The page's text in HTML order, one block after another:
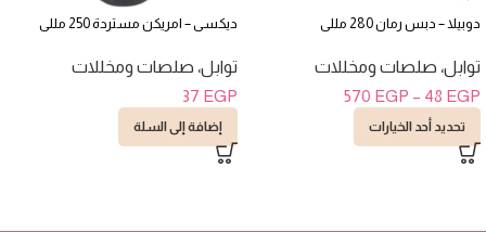
دوبيلا – دبس رمان 280 مللى
توابل، صلصات ومخللات
48 EGP
–
570 EGP
تحديد أحد الخيارات
ديكسى – امريكن مستردة 250 مللى
توابل، صلصات ومخللات
37 EGP
إضافة إلى السلة